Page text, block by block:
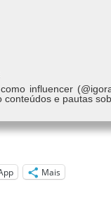
influencer
e pautas
Mais